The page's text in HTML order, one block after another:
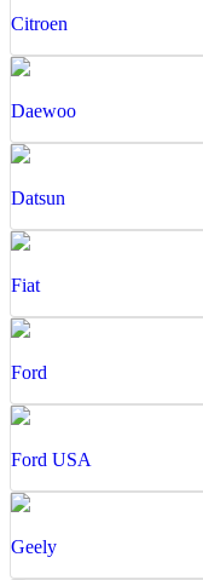
Citroen
Daewoo
Datsun
Fiat
Ford
Ford USA
Geely